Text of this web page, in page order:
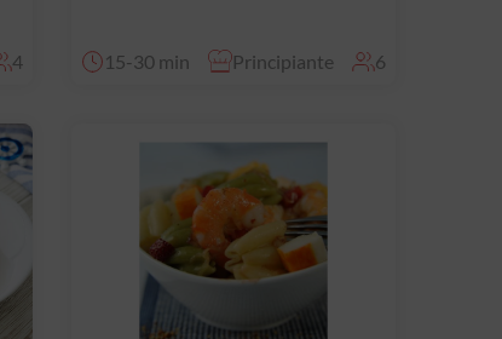
4 15-30 min Principiante 6